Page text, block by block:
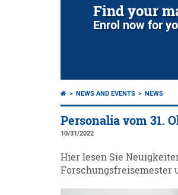
Find your
Enrol now for
NEWS AND EVENTS NEWS
Personalia vom 31.
10/31/2022
Hier lesen Sie
Forschungsfreisemester